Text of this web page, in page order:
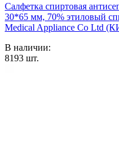
Салфетка спиртовая
30*65 мм, 70% этиловый
Medical Appliance Co Ltd
В наличии:
8193 шт.